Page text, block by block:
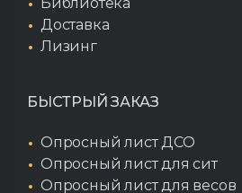
Доставка
Лизинг
БЫСТРЫЙ ЗАКАЗ
Опросный лист ДСО
Опросный лист для сит
Опросный лист для весов